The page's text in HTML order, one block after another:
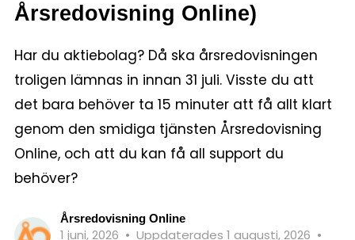
Årsredovisning Online)
Har du aktiebolag? Då ska årsredovisningen
troligen lämnas in innan 31 juli. Visste du att
det bara behöver ta 15 minuter att få allt klart
genom den smidiga tjänsten Årsredovisning
Online, och att du kan få all support du
behöver?
Årsredovisning Online
1 juni, 2026 • Uppdaterades 1 augusti, 2026 •